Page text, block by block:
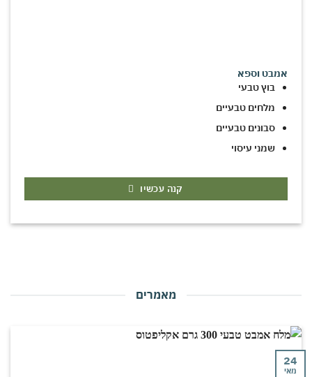
אמבט וספא
בוץ טבעי
מלחים טבעיים
סבונים טבעיים
שמני עיסוי
קנה עכשיו
מאמרים
24
מאי